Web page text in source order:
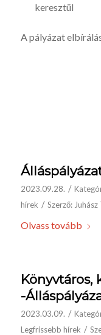
keresztül
A pályázat
2023.09.28. /
hírek / Szerző:
Olvass tovább
-
2023.03.09. /
Legfrissebb hírek /